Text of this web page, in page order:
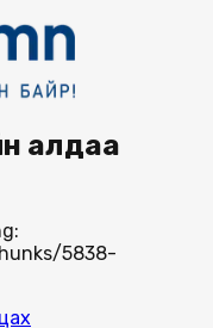
алдаа
5838-